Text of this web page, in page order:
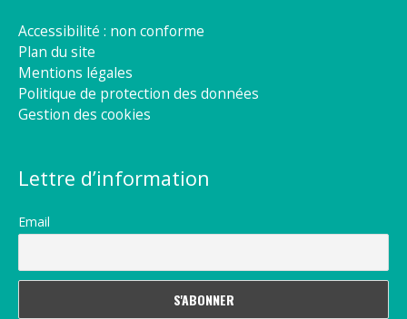
Accessibilité : non conforme
Plan du site
Mentions légales
Politique de protection des données
Gestion des cookies
Lettre d’information
Email